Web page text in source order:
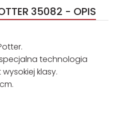
35082 - OPIS
technologia
klasy.